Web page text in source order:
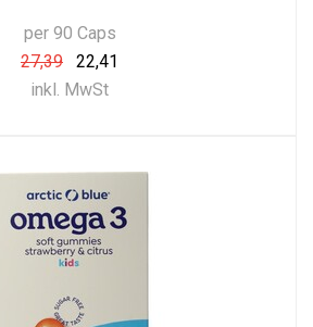
per 90 Caps
27,39
22,41
inkl. MwSt